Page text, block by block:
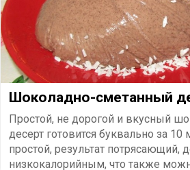
Шоколадно-сметанный
Простой, не дорогой и вкусный
десерт готовится буквально за 10
простой, результат потрясающий,
низкокалорийным, что также